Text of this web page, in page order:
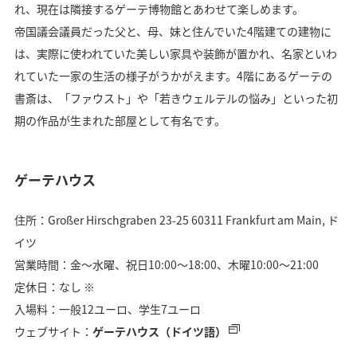
れ、現在は隣接するゲーテ博物館とあわせて楽しめます。
帝国議会議員だった父と、母、妹と住んでいた4階建ての建物に
は、実際に使われていた美しい家具や装飾が置かれ、名家といわ
れていた一家の生活の様子がうかがえます。4階にあるゲーテの
書斎は、「ファウスト」や「若きウェルテルの悩み」といった初
期の作品が生まれた部屋として有名です。
ゲーテハウス
住所：Großer Hirschgraben 23-25 60311 Frankfurt am Main, ド
イツ
営業時間：金〜水曜、祝日10:00〜18:00、木曜10:00～21:00
定休日：なし ※
入場料：一般12ユーロ、学生7ユーロ
ウェブサイト： ゲーテハウス（ドイツ語）